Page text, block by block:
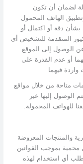
لضمان أن تكون
الهاتف المحمول
دقة أو اكتمال أو
المتقدمة للتشخيص أي
الوصول إلى الموقع
أو عدم القدرة على
واردة فيهما
متاحة من خلال مواقع
الوصول إليها عبر
للهواتف المحمولة.
والمنتجات المعروضة
محمية بموجب القوانين
أي استخدام لهذه